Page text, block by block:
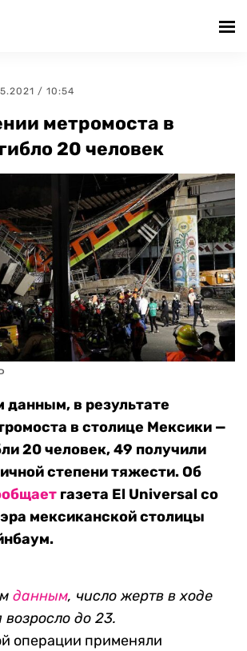
/ 10:54
метромоста в
20 человек
данным, в результате
в столице Мексики —
20 человек, 49 получили
степени тяжести. Об
газета El Universal со
мексиканской столицы
данным, число жертв в ходе
до 23.
операции применяли